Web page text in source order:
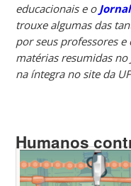
educacionais e o
trouxe algumas das
por seus professores e
matérias resumidas no
na íntegra no site da
Humanos